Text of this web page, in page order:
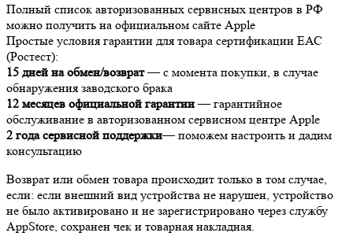
Полный список авторизованных сервисных центров в РФ
можно получить на официальном сайте Apple
Простые условия гарантии для товара сертификации ЕАС
(Ростест):
15 дней на обмен/возврат— с момента покупки, в случае
обнаружения заводского брака
12 месяцев официальной гарантии— гарантийное
обслуживание в авторизованном сервисном центре Apple
2 года сервисной поддержки— поможем настроить и дадим
консультацию
Возврат или обмен товара происходит только в том случае,
если: если внешний вид устройства не нарушен, устройство
не было активировано и не зарегистрировано через службу
AppStore, сохранен чек и товарная накладная.